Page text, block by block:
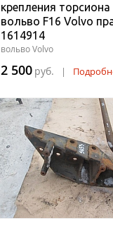
крепления торсиона
вольво F16 Volvo
1614914
вольво Volvo
2 500 руб. |